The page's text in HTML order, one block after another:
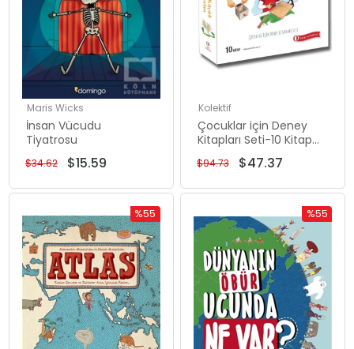
Maris Wicks
İnsan Vücudu
Tiyatrosu
$15.59
$34.62
Kolektif
Çocuklar için Deney
Kitapları Seti-10 Kitap
$47.37
$94.73
%55
Rabatt
%55Rabatt
%55
Rabatt